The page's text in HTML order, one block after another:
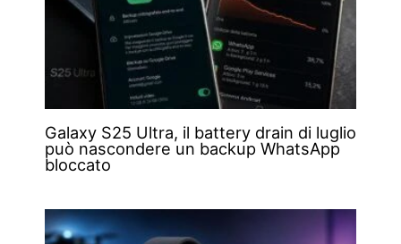
Galaxy S25 Ultra, il battery drain di luglio
può nascondere un backup WhatsApp
bloccato